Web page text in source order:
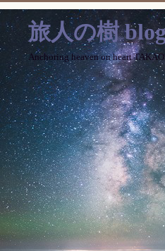
旅人の樹 blog
Anchoring heaven on heart